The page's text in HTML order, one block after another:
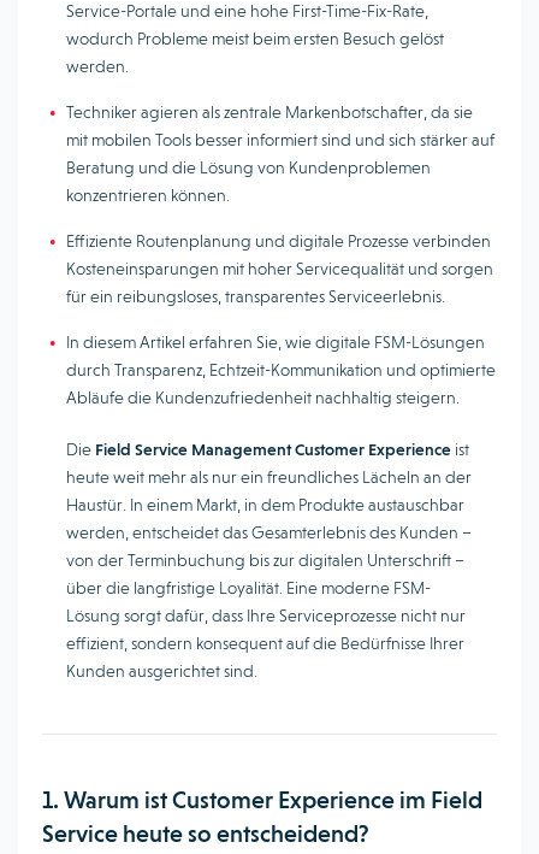
Service-Portale und eine hohe First-Time-Fix-Rate,
wodurch Probleme meist beim ersten Besuch gelöst
werden.
Techniker agieren als zentrale Markenbotschafter, da sie
mit mobilen Tools besser informiert sind und sich stärker auf
Beratung und die Lösung von Kundenproblemen
konzentrieren können.
Effiziente Routenplanung und digitale Prozesse verbinden
Kosteneinsparungen mit hoher Servicequalität und sorgen
für ein reibungsloses, transparentes Serviceerlebnis.
In diesem Artikel erfahren Sie, wie digitale FSM-Lösungen
durch Transparenz, Echtzeit-Kommunikation und optimierte
Abläufe die Kundenzufriedenheit nachhaltig steigern.
Die Field Service Management Customer Experience ist
heute weit mehr als nur ein freundliches Lächeln an der
Haustür. In einem Markt, in dem Produkte austauschbar
werden, entscheidet das Gesamterlebnis des Kunden –
von der Terminbuchung bis zur digitalen Unterschrift –
über die langfristige Loyalität. Eine moderne FSM-
Lösung sorgt dafür, dass Ihre Serviceprozesse nicht nur
effizient, sondern konsequent auf die Bedürfnisse Ihrer
Kunden ausgerichtet sind.
1. Warum ist Customer Experience im Field
Service heute so entscheidend?